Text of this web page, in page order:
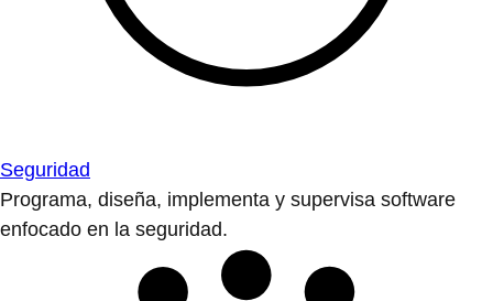
Seguridad
Programa, diseña, implementa y supervisa software
enfocado en la seguridad.